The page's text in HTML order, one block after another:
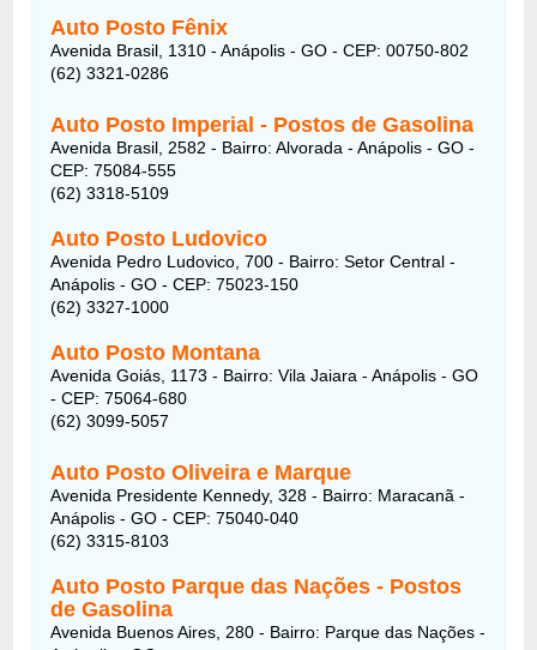
Auto Posto Fênix
Avenida Brasil, 1310 - Anápolis - GO - CEP: 00750-802
(62) 3321-0286
Auto Posto Imperial - Postos de Gasolina
Avenida Brasil, 2582 - Bairro: Alvorada - Anápolis - GO -
CEP: 75084-555
(62) 3318-5109
Auto Posto Ludovico
Avenida Pedro Ludovico, 700 - Bairro: Setor Central -
Anápolis - GO - CEP: 75023-150
(62) 3327-1000
Auto Posto Montana
Avenida Goiás, 1173 - Bairro: Vila Jaiara - Anápolis - GO
- CEP: 75064-680
(62) 3099-5057
Auto Posto Oliveira e Marque
Avenida Presidente Kennedy, 328 - Bairro: Maracanã -
Anápolis - GO - CEP: 75040-040
(62) 3315-8103
Auto Posto Parque das Nações - Postos
de Gasolina
Avenida Buenos Aires, 280 - Bairro: Parque das Nações -